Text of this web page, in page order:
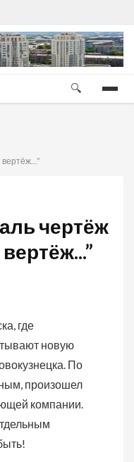
🔍
чертёж
где
новую
По
произошел
компании.